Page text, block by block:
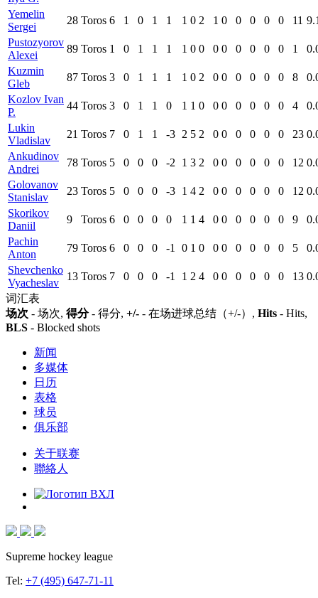
Yemelin
Sergei
28 Toros 6 1 0 1 1 1 0 2 1 0 0 0 0 0 11
Pustozyorov
Alexei
89 Toros 1 0 1 1 1 1 0 0 0 0 0 0 0 0 1
Kuzmin
Gleb
87 Toros 3 0 1 1 1 1 0 2 0 0 0 0 0 0 8
Kozlov Ivan
P.
44 Toros 3 0 1 1 0 1 1 0 0 0 0 0 0 0 4
Lukin
Vladislav
21 Toros 7 0 1 1 -3 2 5 2 0 0 0 0 0 0 23
Ankudinov
Andrei
78 Toros 5 0 0 0 -2 1 3 2 0 0 0 0 0 0 12
Golovanov
Stanislav
23 Toros 5 0 0 0 -3 1 4 2 0 0 0 0 0 0 12
Skorikov
Daniil
9 Toros 6 0 0 0 0 1 1 4 0 0 0 0 0 0 9
Pachin
Anton
79 Toros 6 0 0 0 -1 0 1 0 0 0 0 0 0 0 5
Shevchenko
Vyacheslav
13 Toros 7 0 0 0 -1 1 2 4 0 0 0 0 0 0 13
词汇表
场次 - 场次, 得分- 得分, +/- - 在场进球总结（+/-）, Hits - Hits,
BLS - Blocked shots
新闻
多媒体
日历
表格
球员
俱乐部
关于联赛
聯絡人
Supreme hockey league
Tel: +7 (495) 647-71-11